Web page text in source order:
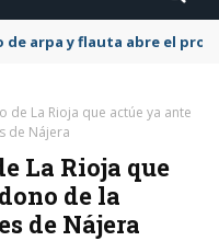
de arpa y flauta abre el
de La Rioja que actúe ya ante
de Nájera
La Rioja que
de la
de Nájera